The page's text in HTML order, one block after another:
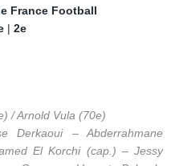
France Football
| 2e
/ Arnold Vula (70e)
Derkaoui – Abderrahmane
El Korchi (cap.) – Jessy